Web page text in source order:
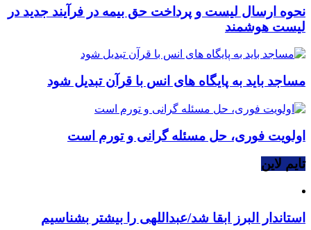
نحوه ارسال لیست و پرداخت حق بیمه در فرآیند جدید در
لیست هوشمند
مساجد باید به پایگاه های انس با قرآن تبدیل شود
اولویت فوری، حل مسئله گرانی و تورم است
تایم لاین
استاندار البرز ابقا شد/عبداللهی را بیشتر بشناسیم